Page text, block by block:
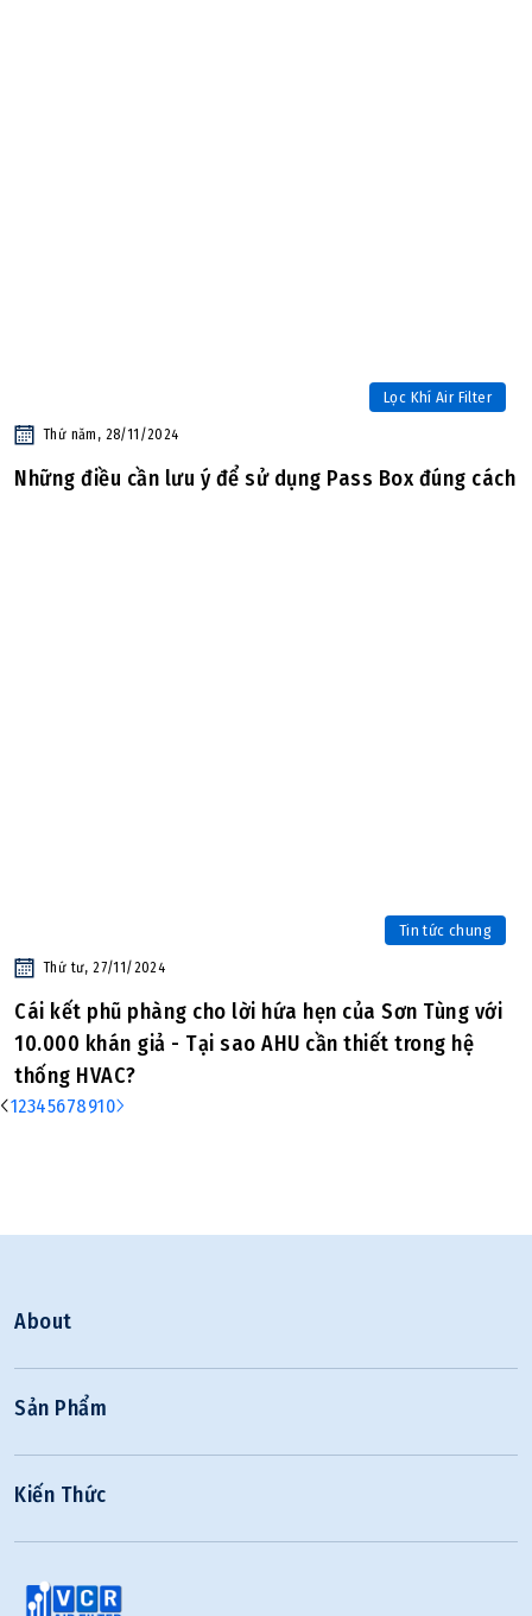
Lọc Khí Air Filter
Thứ năm, 28/11/2024
Những điều cần lưu ý để sử dụng Pass Box đúng cách
Tin tức chung
Thứ tư, 27/11/2024
Cái kết phũ phàng cho lời hứa hẹn của Sơn Tùng với
10.000 khán giả - Tại sao AHU cần thiết trong hệ
thống HVAC?
12345678910
About
Sản Phẩm
Kiến Thức